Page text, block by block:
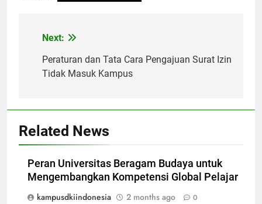
Post
navigation
Next:
Peraturan dan Tata Cara Pengajuan Surat Izin
Tidak Masuk Kampus
Related News
Peran Universitas Beragam Budaya untuk
Mengembangkan Kompetensi Global Pelajar
kampusdkiindonesia
2 months ago 0